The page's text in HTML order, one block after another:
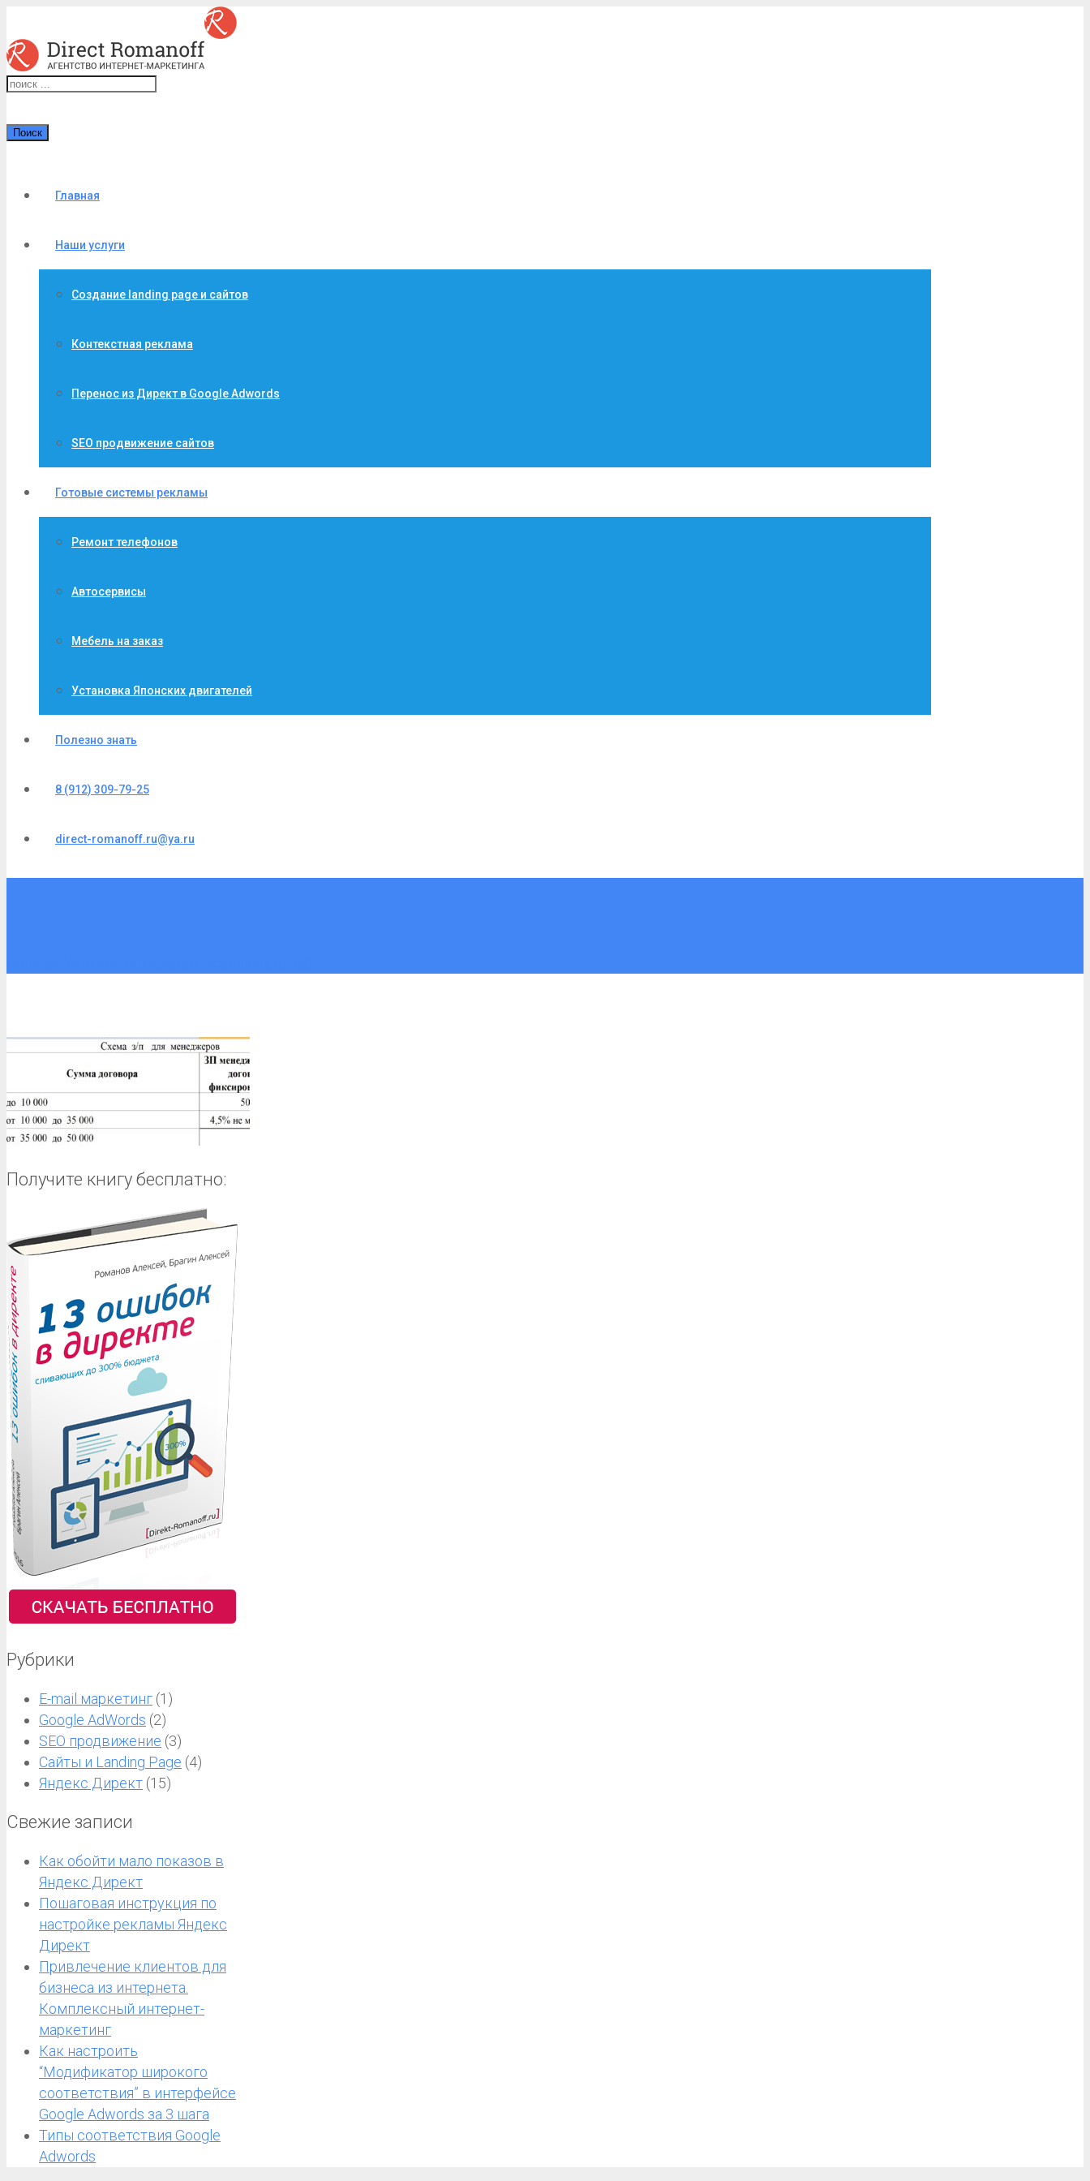
Поиск
Главная
Наши услуги
Создание landing page и сайтов
Контекстная реклама
Перенос из Директ в Google Adwords
SEO продвижение сайтов
Готовые системы рекламы
Ремонт телефонов
Автосервисы
Мебель на заказ
Установка Японских двигателей
Полезно знать
8 (912) 309-79-25
direct-romanoff.ru@ya.ru
Получите книгу бесплатно:
Рубрики
E-mail маркетинг (1)
Google AdWords (2)
SEO продвижение (3)
Сайты и Landing Page (4)
Яндекс Директ (15)
Свежие записи
Как обойти мало показов в
Яндекс Директ
Пошаговая инструкция по
настройке рекламы Яндекс
Директ
Привлечение клиентов для
бизнеса из интернета.
Комплексный интернет-
маркетинг
Как настроить
“Модификатор широкого
соответствия” в интерфейсе
Google Adwords за 3 шага
Типы соответствия Google
Adwords